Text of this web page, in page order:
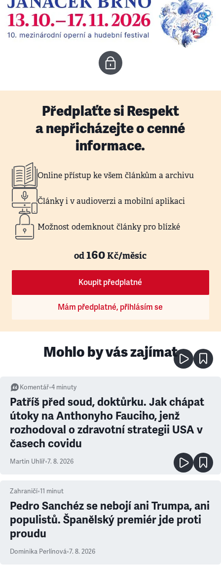
Předplaťte si Respekt
a nepřicházejte o cenné
informace.
Online přístup ke všem článkům a archivu
Články i v audioverzi a mobilní aplikaci
Možnost odemknout články pro blízké
od160Kč/měsíc
Koupit předplatné
Mám předplatné, přihlásím se
Mohlo by vás zajímat
Komentář•4 minuty
Patříš před soud, doktůrku. Jak chápat
útoky na Anthonyho Fauciho, jenž
rozhodoval o zdravotní strategii USA v
časech covidu
Martin Uhlíř•7. 8. 2026
Zahraničí•11 minut
Pedro Sanchéz se nebojí ani Trumpa, ani
populistů. Španělský premiér jde proti
proudu
Dominika Perlínová•7. 8. 2026